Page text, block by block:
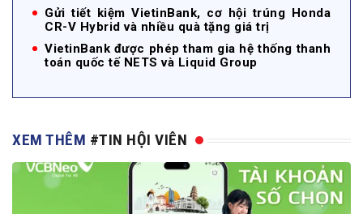
Gửi tiết kiệm VietinBank, cơ hội trúng Honda
CR-V Hybrid và nhiều quà tặng giá trị
VietinBank được phép tham gia hệ thống thanh
toán quốc tế NETS và Liquid Group
XEM THÊM #TIN HỘI VIÊN